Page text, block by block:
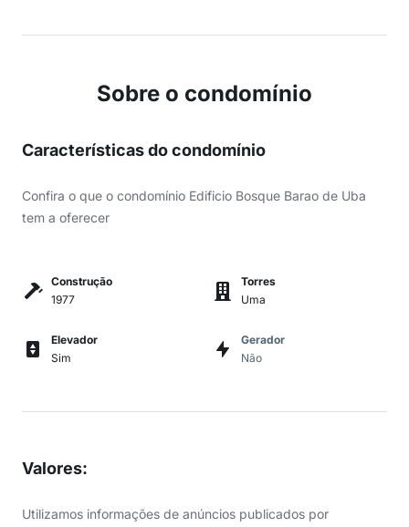
Sobre o condomínio
Características do condomínio
Confira o que o condomínio Edificio Bosque Barao de Uba
tem a oferecer
Construção
1977
Torres
Uma
Elevador
Sim
Gerador
Não
Valores:
Utilizamos informações de anúncios publicados por